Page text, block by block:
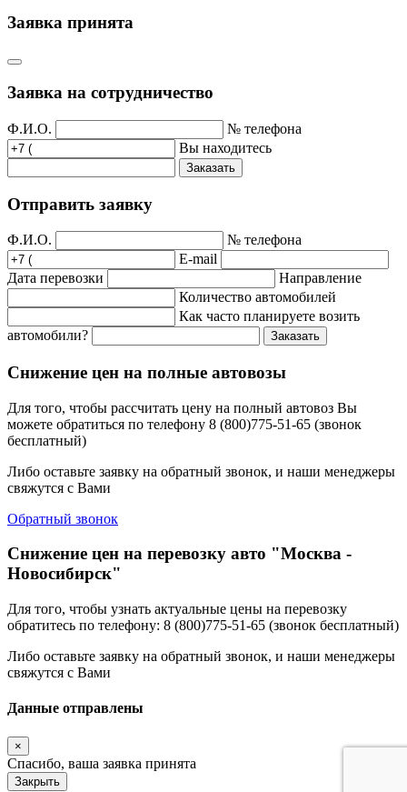
Заявка принята
Заявка на сотрудничество
Ф.И.О.
№ телефона
Вы находитесь
Заказать
Отправить заявку
Ф.И.О.
№ телефона
E-mail
Дата перевозки
Направление
Количество автомобилей
Как часто планируете возить
автомобили?
Заказать
Снижение цен на полные автовозы
Для того, чтобы рассчитать цену на полный автовоз Вы
можете обратиться по телефону 8 (800)775-51-65 (звонок
бесплатный)
Либо оставьте заявку на обратный звонок, и наши менеджеры
свяжутся с Вами
Обратный звонок
Снижение цен на перевозку авто "Москва -
Новосибирск"
Для того, чтобы узнать актуальные цены на перевозку
обратитесь по телефону: 8 (800)775-51-65 (звонок бесплатный)
Либо оставьте заявку на обратный звонок, и наши менеджеры
свяжутся с Вами
Данные отправлены
×
Спасибо, ваша заявка принята
Закрыть